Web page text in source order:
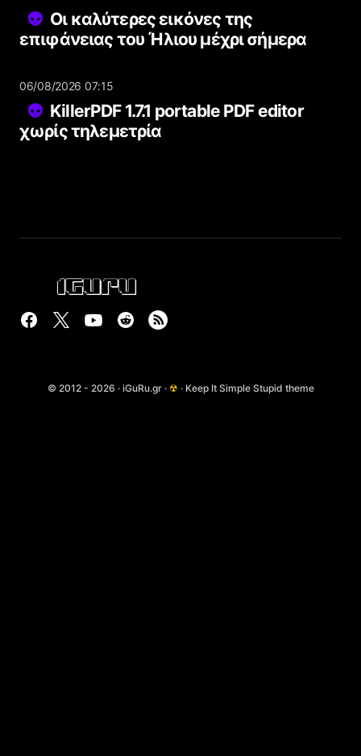
Οι καλύτερες εικόνες της
επιφάνειας του Ήλιου μέχρι σήμερα
06/08/2026 07:15
KillerPDF 1.7.1 portable PDF editor
χωρίς τηλεμετρία
© 2012 - 2026 · iGuRu.gr · ☢ · Keep It Simple Stupid theme